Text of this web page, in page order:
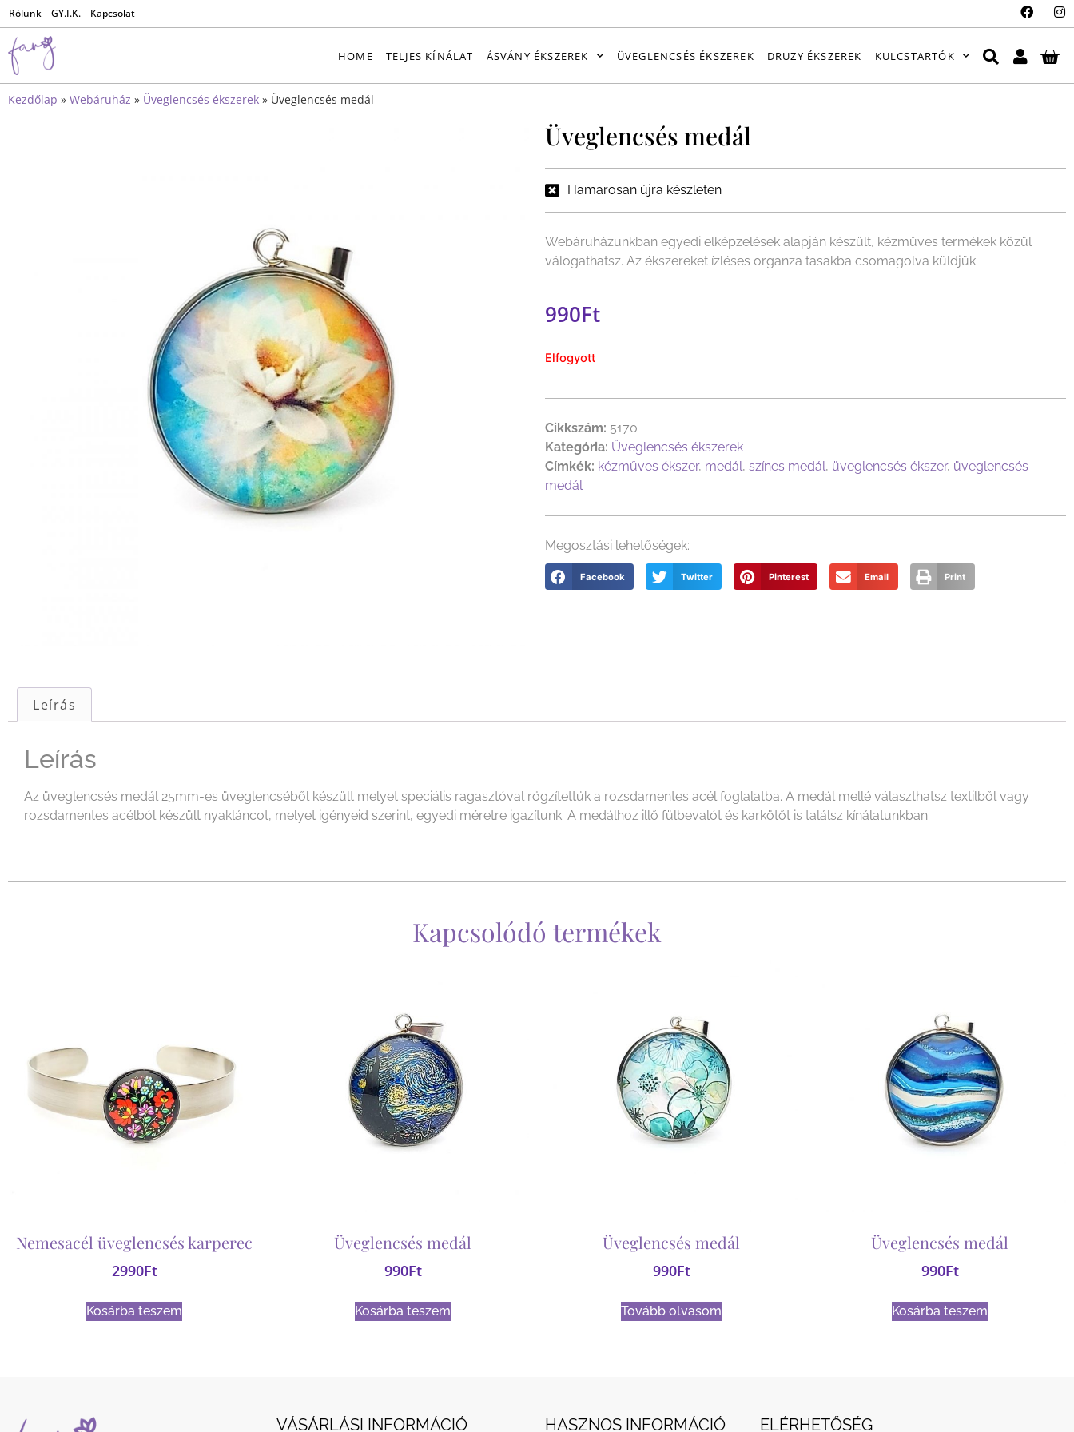
Rólunk GY.I.K. Kapcsolat
HOME TELJES KÍNÁLAT ÁSVÁNY ÉKSZEREK ÜVEGLENCSÉS ÉKSZEREK DRUZY ÉKSZEREK KULCSTARTÓK
Kezdőlap » Webáruház » Üveglencsés ékszerek » Üveglencsés medál
Üveglencsés medál
Hamarosan újra készleten
Webáruházunkban egyedi elképzelések alapján készült, kézműves termékek közül
válogathatsz. Az ékszereket ízléses organza tasakba csomagolva küldjük.
990Ft
Elfogyott
Cikkszám: 5170
Kategória: Üveglencsés ékszerek
Címkék: kézműves ékszer, medál, színes medál, üveglencsés ékszer, üveglencsés
medál
Megosztási lehetőségek:
Facebook Twitter Pinterest Email Print
Leírás
Leírás
Az üveglencsés medál 25mm-es üveglencséből készült melyet speciális ragasztóval rögzítettük a rozsdamentes acél foglalatba. A medál mellé választhatsz textilből vagy
rozsdamentes acélból készült nyakláncot, melyet igényeid szerint, egyedi méretre igazítunk. A medálhoz illő fülbevalót és karkötőt is találsz kínálatunkban.
Kapcsolódó termékek
Nemesacél üveglencsés karperec
2990Ft
Kosárba teszem
Üveglencsés medál
990Ft
Kosárba teszem
Üveglencsés medál
990Ft
Tovább olvasom
Üveglencsés medál
990Ft
Kosárba teszem
VÁSÁRLÁSI INFORMÁCIÓ HASZNOS INFORMÁCIÓ ELÉRHETŐSÉG